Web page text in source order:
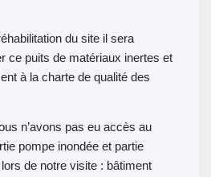
du site il sera
ce puits de matériaux inertes et
à la charte de qualité des
n’avons pas eu accès au
pompe inondée et partie
de notre visite : bâtiment